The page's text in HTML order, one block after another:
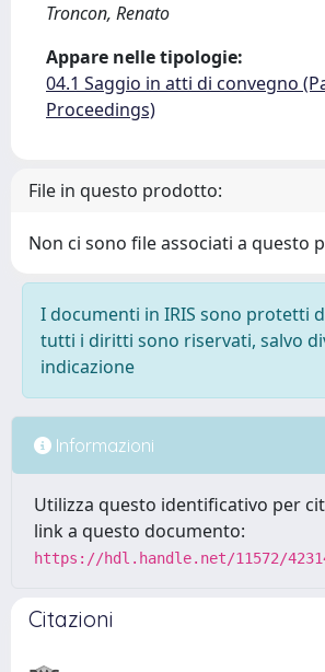
Troncon, Renato
Appare nelle tipologie:
04.1 Saggio in atti di convegno
Proceedings)
File in questo prodotto:
Non ci sono file associati a questo
I documenti in IRIS sono protetti
tutti i diritti sono riservati, salvo
indicazione
Informazioni
Utilizza questo identificativo per
link a questo documento:
https://hdl.handle.net/11572/
Citazioni